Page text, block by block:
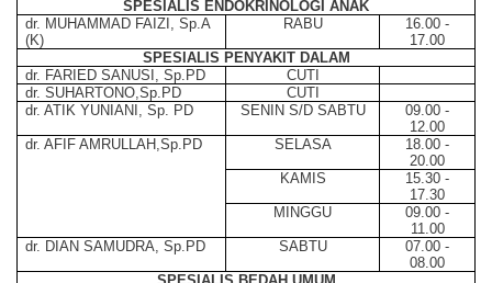
SPESIALIS ENDOKRINOLOGI ANAK
dr. MUHAMMAD FAIZI, Sp.A
(K)
RABU
16.00 -
17.00
SPESIALIS PENYAKIT DALAM
dr. FARIED SANUSI, Sp.PD
CUTI
dr. SUHARTONO,Sp.PD
CUTI
dr. ATIK YUNIANI, Sp. PD
SENIN S/D SABTU
09.00 -
12.00
dr. AFIF AMRULLAH,Sp.PD
SELASA
18.00 -
20.00
KAMIS
15.30 -
17.30
MINGGU
09.00 -
11.00
dr. DIAN SAMUDRA, Sp.PD
SABTU
07.00 -
08.00